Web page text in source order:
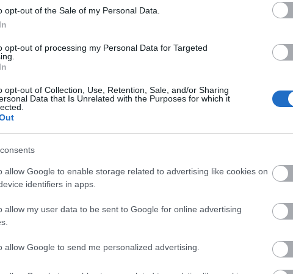
opt-out of the Sale of my Personal Data.
opt-out of processing my Personal Data for Targeted
opt-out of Collection, Use, Retention, Sale, and/or Sharing
Data that Is Unrelated with the Purposes for which it
allow Google to enable storage related to advertising like cookies on
identifiers in apps.
allow my user data to be sent to Google for online advertising
allow Google to send me personalized advertising.
Twiehaus, berlini rendező, aki két éve A hideg gyermeket
származású osztrák klasszikus Ödön von Horváth Kasimir
a Vidám Színpad nagytermében. A témájában,
Ferenc Liliomára emlékeztető darab címszerepeit
már most leadhatják a jegy@kretakor.hu-n!
Művészeti Akadémia színházi konferenciáján elhangzott
olvasható a Kritika novemberi számában.
épület mögé költözött. Új címünk: 1062 Budapest, Bajza u. 31.